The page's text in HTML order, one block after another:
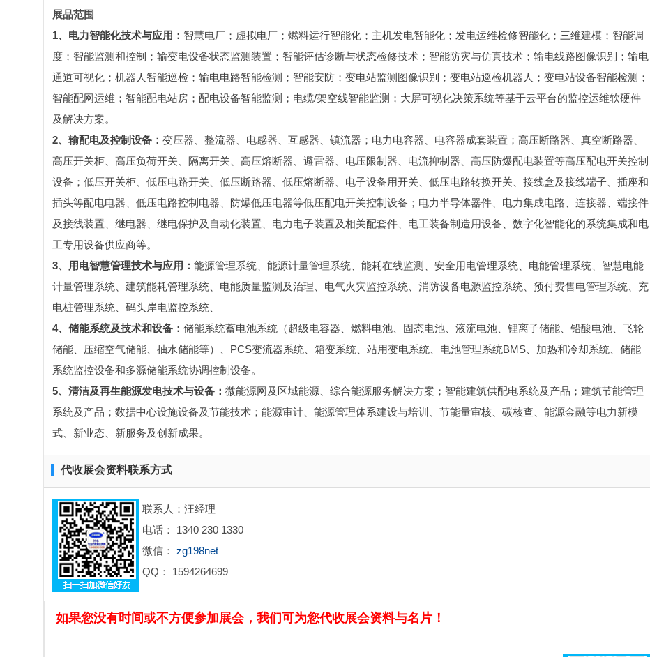
展品范围
1、电力智能化技术与应用： 智慧电厂；虚拟电厂；燃料运行智能化；主机发电智能化；发电运维检修智能化；三维建模；智能调
度；智能监测和控制；输变电设备状态监测装置；智能评估诊断与状态检修技术；智能防灾与仿真技术；输电线路图像识别；输电
通道可视化；机器人智能巡检；输电电路智能检测；智能安防；变电站监测图像识别；变电站巡检机器人；变电站设备智能检测；
智能配网运维；智能配电站房；配电设备智能监测；电缆/架空线智能监测；大屏可视化决策系统等基于云平台的监控运维软硬件
及解决方案。
2、输配电及控制设备： 变压器、整流器、电感器、互感器、镇流器；电力电容器、电容器成套装置；高压断路器、真空断路器、
高压开关柜、高压负荷开关、隔离开关、高压熔断器、避雷器、电压限制器、电流抑制器、高压防爆配电装置等高压配电开关控制
设备；低压开关柜、低压电路开关、低压断路器、低压熔断器、电子设备用开关、低压电路转换开关、接线盒及接线端子、插座和
插头等配电电器、低压电路控制电器、防爆低压电器等低压配电开关控制设备；电力半导体器件、电力集成电路、连接器、端接件
及接线装置、继电器、继电保护及自动化装置、电力电子装置及相关配套件、电工装备制造用设备、数字化智能化的系统集成和电
工专用设备供应商等。
3、用电智慧管理技术与应用： 能源管理系统、能源计量管理系统、能耗在线监测、安全用电管理系统、电能管理系统、智慧电能
计量管理系统、建筑能耗管理系统、电能质量监测及治理、电气火灾监控系统、消防设备电源监控系统、预付费售电管理系统、充
电桩管理系统、码头岸电监控系统、
4、储能系统及技术和设备： 储能系统蓄电池系统（超级电容器、燃料电池、固态电池、液流电池、锂离子储能、铅酸电池、飞轮
储能、压缩空气储能、抽水储能等）、PCS变流器系统、箱变系统、站用变电系统、电池管理系统BMS、加热和冷却系统、储能
系统监控设备和多源储能系统协调控制设备。
5、清洁及再生能源发电技术与设备： 微能源网及区域能源、综合能源服务解决方案；智能建筑供配电系统及产品；建筑节能管理
系统及产品；数据中心设施设备及节能技术；能源审计、能源管理体系建设与培训、节能量审核、碳核查、能源金融等电力新模
式、新业态、新服务及创新成果。
代收展会资料联系方式
联系人：汪经理
电话： 1340 230 1330
微信： zg198net
QQ： 1594264699
如果您没有时间或不方便参加展会，我们可为您代收展会资料与名片！